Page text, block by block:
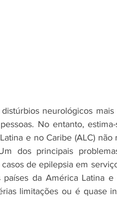
neurológicos
No entanto,
e no Caribe (ALC)
dos principais
de epilepsia em
países da América Latina
limitações ou é quase